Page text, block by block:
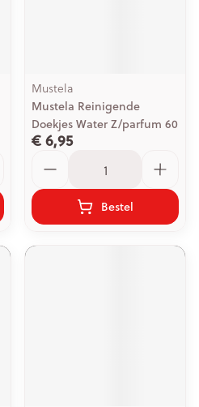
Mustela
Mustela Reinigende
Doekjes Water Z/parfum 60
€ 6,95
Bestel